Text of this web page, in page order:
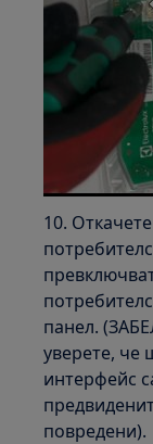
10.
панел.
уверете, че
интерфейс
повредени).